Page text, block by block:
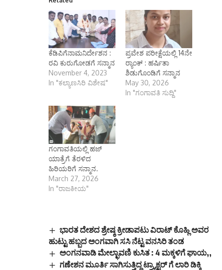
ಕೆಡಿಪಿಗೆನಾಮನಿರ್ದೇಶನ :
ರವಿ ಕುರುಗೋಡಗೆ ಸನ್ಮಾನ
November 4, 2023
In "ಕಲ್ಯಾಣಸಿರಿ ವಿಶೇಷ"
ಪ್ರವೇಶ ಪರೀಕ್ಷೆಯಲ್ಲಿ 14ನೇ
ರ‍್ಯಾಂಕ್ : ಹರ್ಷಿತಾ
ಶಿಡುಗೊಂಡಿಗೆ ಸನ್ಮಾನ
May 30, 2026
In "ಗಂಗಾವತಿ ಸುದ್ದಿ"
ಗಂಗಾವತಿಯಲ್ಲಿ ಹಜ್
ಯಾತ್ರೆಗೆ ತೆರಳಿದ
ಹಿರಿಯರಿಗೆ ಸನ್ಮಾನ.
March 27, 2026
In "ರಾಜಕೀಯ"
ಭಾರತ ದೇಶದ ಶ್ರೇಷ್ಠ ಕ್ರೀಡಾಪಟು ವಿರಾಟ್ ಕೊಹ್ಲಿ ಅವರ
ಹುಟ್ಟು ಹಬ್ಬದ ಅಂಗವಾಗಿ ಸಸಿ ನೆಟ್ಟ ವನಸಿರಿ ತಂಡ
ಅಂಗನವಾಡಿ ಮೇಲ್ಛಾವಣಿ ಕುಸಿತ : 4 ಮಕ್ಕಳಿಗೆ ಘಾಯ,,
ಗಣೇಶನ ಮೂರ್ತಿ ಸಾಗಿಸುತ್ತಿದ್ದ ಟ್ರ್ಯಾಕ್ಟರ್ ಗೆ ಲಾರಿ ಡಿಕ್ಕಿ